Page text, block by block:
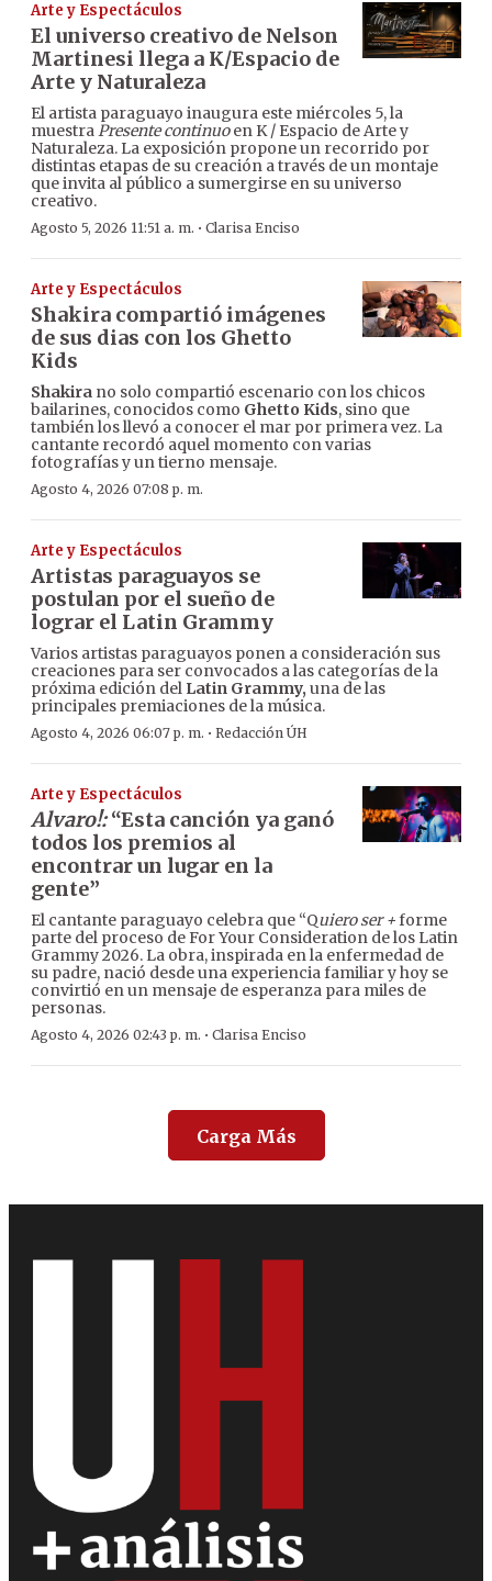
Arte y Espectáculos
El universo creativo de Nelson
Martinesi llega a K/Espacio de
Arte y Naturaleza
El artista paraguayo inaugura este miércoles 5, la
muestraPresente continuoen K / Espacio de Arte y
Naturaleza. La exposición propone un recorrido por
distintas etapas de su creación a través de un montaje
que invita al público a sumergirse en su universo
creativo.
Agosto 5, 2026 11:51 a. m. · Clarisa Enciso
Arte y Espectáculos
Shakira compartió imágenes
de sus dias con los Ghetto
Kids
Shakira no solo compartió escenario con los chicos
bailarines, conocidos como Ghetto Kids, sino que
también los llevó a conocer el mar por primera vez. La
cantante recordó aquel momento con varias
fotografías y un tierno mensaje.
Agosto 4, 2026 07:08 p. m.
Arte y Espectáculos
Artistas paraguayos se
postulan por el sueño de
lograr el Latin Grammy
Varios artistas paraguayos ponen a consideración sus
creaciones para ser convocados a las categorías de la
próxima edición del Latin Grammy, una de las
principales premiaciones de la música.
Agosto 4, 2026 06:07 p. m. · Redacción ÚH
Arte y Espectáculos
Alvaro!:“Esta canción ya ganó
todos los premios al
encontrar un lugar en la
gente”
El cantante paraguayo celebra que “Quiero ser +forme
parte del proceso de For Your Consideration de los Latin
Grammy 2026. La obra, inspirada en la enfermedad de
su padre, nació desde una experiencia familiar y hoy se
convirtió en un mensaje de esperanza para miles de
personas.
Agosto 4, 2026 02:43 p. m. · Clarisa Enciso
Carga Más